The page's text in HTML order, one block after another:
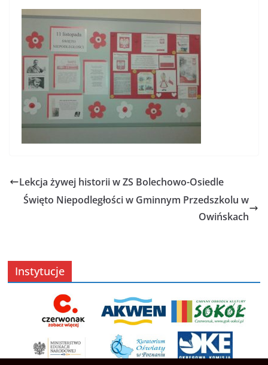
Lekcja żywej historii w ZS Bolechowo-Osiedle
Święto Niepodległości w Gminnym Przedszkolu w
Owińskach
Instytucje